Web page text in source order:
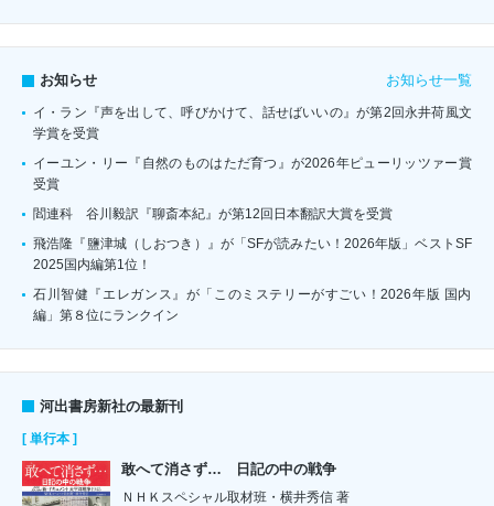
お知らせ お知らせ一覧
イ・ラン『声を出して、呼びかけて、話せばいいの』が第2回永井荷風文
学賞を受賞
イーユン・リー『自然のものはただ育つ』が2026年ピューリッツァー賞
受賞
閻連科 谷川毅訳『聊斎本紀』が第12回日本翻訳大賞を受賞
飛浩隆『鹽津城（しおつき）』が「SFが読みたい！2026年版」ベストSF
2025国内編第1位！
石川智健『エレガンス』が「このミステリーがすごい！2026年版 国内
編」第８位にランクイン
河出書房新社の最新刊
[ 単行本 ]
敢へて消さず… 日記の中の戦争
ＮＨＫスペシャル取材班・横井秀信 著